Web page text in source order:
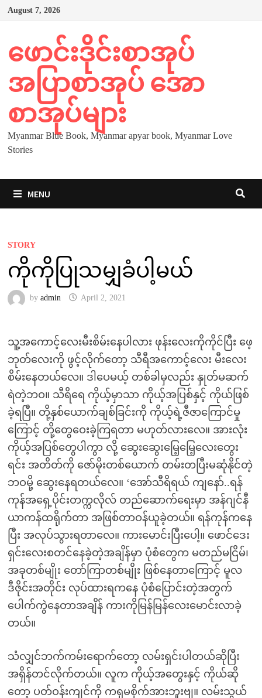
Skip
August 7, 2026
ဖောင်းဒိုင်းစာအုပ်
အပြာစာအုပ် အော
စာအုပ်များ
Myanmar Blue Book, Myanmar apyar book, Myanmar Love
Stories
MENU
STORY
ကိုကိုပြုသမျှခံပါ့မယ်
by admin April 2, 2021
သူ့အကောင့်လေးမီးစိမ်းနေပါလား ဖုန်းလေးကိုကိုင်ပြီး ဖေ့
ဘုတ်လေးကို ဖွင့်လိုက်တော့ သီရီအကောင့်လေး မီးလေး
စိမ်းနေတယ်လေ။ ဒါပေမယ့် တစ်ခါမှလည်း နှုတ်မဆက်
ရဲတဲ့ဘဝ။ သီရိရေ ကိုယ့်မှာသာ ကိုယ့်အပြစ်နှင့် ကိုယ်ဖြစ်
ခဲ့ရပြီ။ တို့နှစ်ယောက်ချစ်ခြင်းကို ကိုယ့်ရဲ့ဇီဇာကြောင်မှု
ကြောင့် တို့တွေဝေးခဲ့ကြရတာ မဟုတ်လားလေ။ အားလုံး
ကိုယ့်အပြစ်တွေပါကွာ လို့ ဆွေးဆွေးမြေ့မြေ့လေးတွေး
ရင်း အတိတ်ကို ဇော်မိုးတစ်ယောက် တမ်းတပြီးမဆုံနိုင်တဲ့
ဘဝမို့ ဆွေးနေရတယ်လေ။ ‘အော်သီရိရယ် ကျနော်..ရန်
ကုန်အရှေ့ပိုင်းတက္ကလိုလ် တည်ဆောက်ရေးမှာ အန်ဂျင်နီ
ယာကန်ထရိုက်တာ အဖြစ်တာဝန်ယူခဲ့တယ်။ ရန်ကုန်ကနေ
ပြီး အလုပ်သွားရတာလေ။ ကားမောင်းပြီးပေါ့။ ဖောင်ဒေး
ရှင်းလေးစတင်နေခဲ့တဲ့အချိန်မှာ ပုံစံတွေက မတည်မငြိမ်၊
အခုတစ်မျိုး တော်ကြာတစ်မျိုး ဖြစ်နေတာကြောင့် မူလ
ဒီဇိုင်းအတိုင်း လုပ်ထားရကနေ ပုံစံပြောင်းတဲ့အတွက်
ပေါက်ကွဲနေတာအချိန် ကားကိုမြန်မြန်လေးမောင်းလာခဲ့
တယ်။
သံလျှင်ဘက်ကမ်းရောက်တော့ လမ်းရှင်းပါတယ်ဆိုပြီး
အရှိန်တင်လိုက်တယ်။ လူက ကိုယ့်အတွေးနှင့် ကိုယ်ဆို
တော့ ပတ်ဝန်းကျင်ကို ကရုမစိုက်အားဘူးဗျ။ လမ်းသွယ်